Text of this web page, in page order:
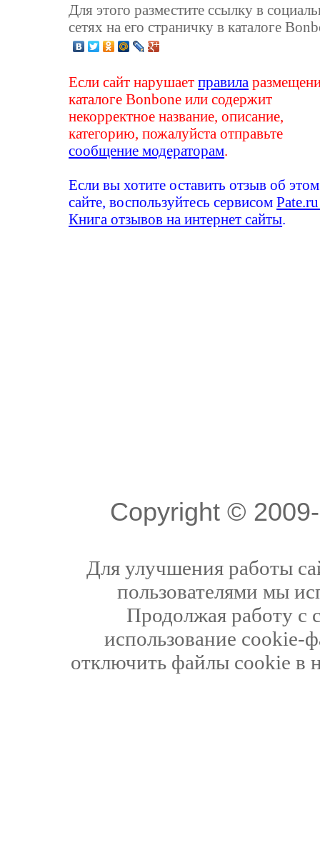
Для этого разместите ссылку в
сетях на его страничку в каталоге
Если сайт нарушаетправила
каталоге Bonbone или содержит
некорректное название, описание,
категорию, пожалуйста отправьте
сообщение модераторам
Если вы хотите оставить отзыв об этом
сайте, воспользуйтесь сервисом
Книга отзывов на интернет сайты
Copyright ©
Для улучшения работы
пользователями мы
Продолжая работу с
использование cookie-
отключить файлы cookie в